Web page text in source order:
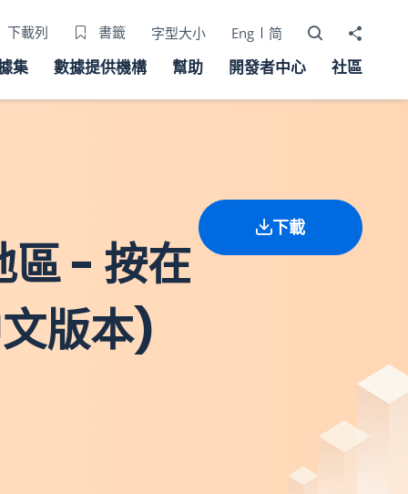
下載列 書籤 字型大小 Eng 简 打開搜尋器
分享至
集 數據提供機構 幫助 開發者中心 社區
區 - 按在
版本)
下載